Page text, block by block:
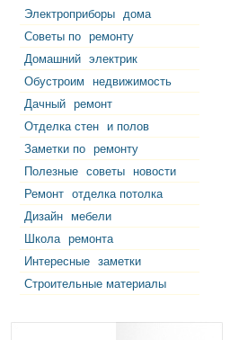
Электроприборы дома
Советы по ремонту
Домашний электрик
Обустроим
недвижимость
Дачный ремонт
Отделка стен
и полов
Заметки по ремонту
Полезные советы
новости
Ремонт отделка потолка
Дизайн
мебели
Школа ремонта
Интересные заметки
Строительные материалы